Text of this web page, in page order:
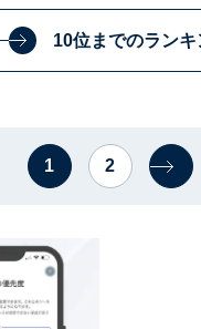
10位までのラン
1 2